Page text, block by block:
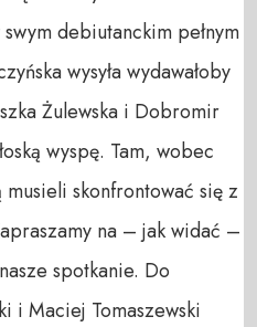
debiutanckim pełnym
wysyła wydawałoby
Żulewska i Dobromir
wyspę. Tam, wobec
skonfrontować się z
na – jak widać –
spotkanie. Do
i Maciej Tomaszewski